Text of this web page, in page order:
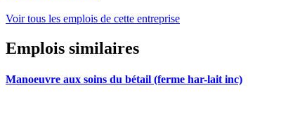
Voir tous les emplois de cette entreprise
Emplois similaires
Manoeuvre aux soins du bétail (ferme har-lait inc)